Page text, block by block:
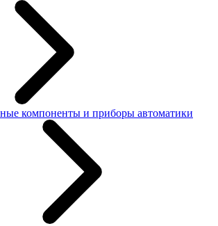
компоненты и приборы автоматики